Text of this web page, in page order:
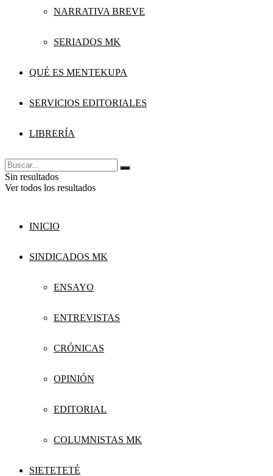
NARRATIVA BREVE
SERIADOS MK
QUÉ ES MENTEKUPA
SERVICIOS EDITORIALES
LIBRERÍA
Sin resultados
Ver todos los resultados
INICIO
SINDICADOS MK
ENSAYO
ENTREVISTAS
CRÓNICAS
OPINIÓN
EDITORIAL
COLUMNISTAS MK
SIETETETÉ